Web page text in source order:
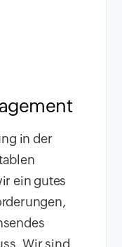
in der
ein gutes
Wir sind